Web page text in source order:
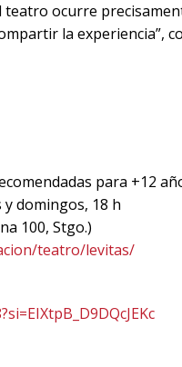
teatro ocurre
la experiencia”,
para +12
y domingos, 18 h
100, Stgo.)
teatro/levitas/